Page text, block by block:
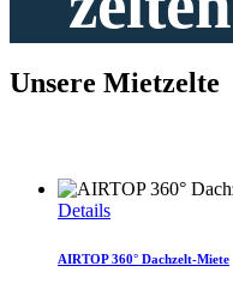
Unsere Mietzelte
Details
AIRTOP 360° Dachzelt-Miete